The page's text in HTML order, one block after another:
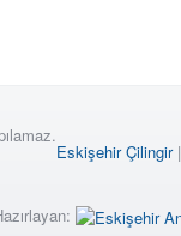
Eskişehir Çilingir|